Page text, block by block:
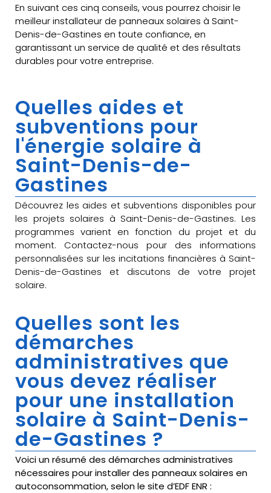
En suivant ces cinq conseils, vous pourrez choisir le
meilleur installateur de panneaux solaires à Saint-
Denis-de-Gastines en toute confiance, en
garantissant un service de qualité et des résultats
durables pour votre entreprise.
Quelles aides et
subventions pour
l'énergie solaire à
Saint-Denis-de-
Gastines
Découvrez les aides et subventions disponibles pour
les projets solaires à Saint-Denis-de-Gastines. Les
programmes varient en fonction du projet et du
moment. Contactez-nous pour des informations
personnalisées sur les incitations financières à Saint-
Denis-de-Gastines et discutons de votre projet
solaire.
Quelles sont les
démarches
administratives que
vous devez réaliser
pour une installation
solaire à Saint-Denis-
de-Gastines ?
Voici un résumé des démarches administratives
nécessaires pour installer des panneaux solaires en
autoconsommation, selon le site d’EDF ENR :